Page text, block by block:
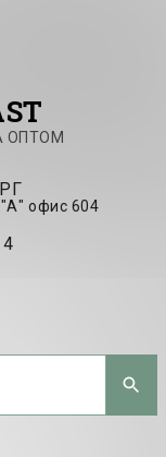
ОПТОМ
офис 604